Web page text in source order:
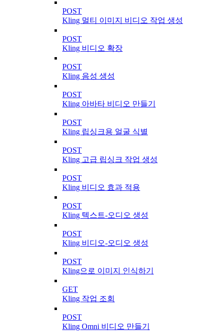
POST
Kling 멀티 이미지 비디오 작업 생성
POST
Kling 비디오 확장
POST
Kling 음성 생성
POST
Kling 아바타 비디오 만들기
POST
Kling 립싱크용 얼굴 식별
POST
Kling 고급 립싱크 작업 생성
POST
Kling 비디오 효과 적용
POST
Kling 텍스트-오디오 생성
POST
Kling 비디오-오디오 생성
POST
Kling으로 이미지 인식하기
GET
Kling 작업 조회
POST
Kling Omni 비디오 만들기